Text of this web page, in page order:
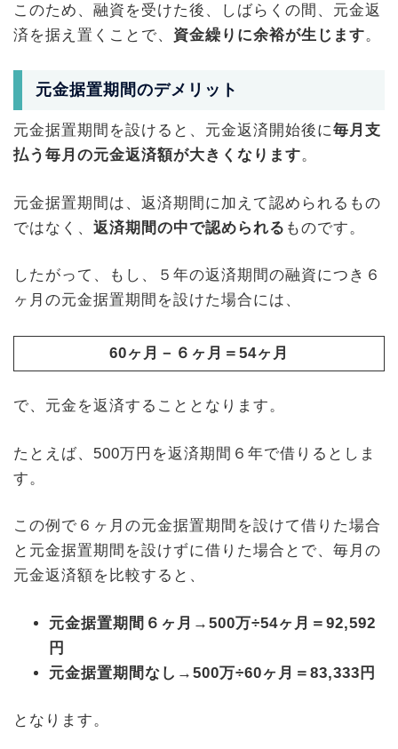
このため、融資を受けた後、しばらくの間、元金返
済を据え置くことで、 資金繰りに余裕が生じます。
元金据置期間のデメリット
元金据置期間を設けると、元金返済開始後に毎月支
払う毎月の元金返済額が大きくなります。
元金据置期間は、返済期間に加えて認められるもの
ではなく、 返済期間の中で認められる ものです。
したがって、もし、５年の返済期間の融資につき６
ヶ月の元金据置期間を設けた場合には、
60ヶ月－６ヶ月＝54ヶ月
で、元金を返済することとなります。
たとえば、500万円を返済期間６年で借りるとしま
す。
この例で６ヶ月の元金据置期間を設けて借りた場合
と元金据置期間を設けずに借りた場合とで、毎月の
元金返済額を比較すると、
元金据置期間６ヶ月→500万÷54ヶ月＝92,592
円
元金据置期間なし→500万÷60ヶ月＝83,333円
となります。